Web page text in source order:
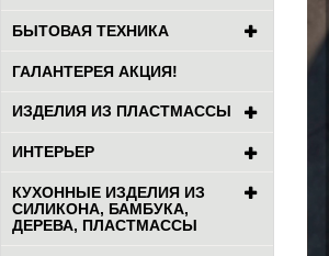
БЫТОВАЯ ТЕХНИКА
ГАЛАНТЕРЕЯ АКЦИЯ!
ИЗДЕЛИЯ ИЗ ПЛАСТМАССЫ
ИНТЕРЬЕР
КУХОННЫЕ ИЗДЕЛИЯ ИЗ
СИЛИКОНА, БАМБУКА,
ДЕРЕВА, ПЛАСТМАССЫ